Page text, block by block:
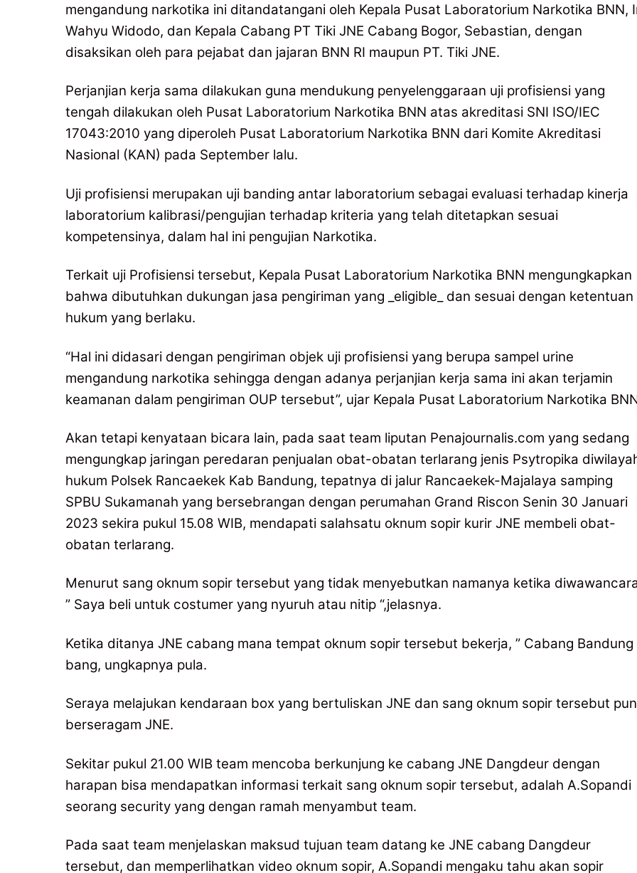
mengandung narkotika ini ditandatangani oleh Kepala Pusat Laboratorium Narkotika BNN,
Wahyu Widodo, dan Kepala Cabang PT Tiki JNE Cabang Bogor, Sebastian, dengan
disaksikan oleh para pejabat dan jajaran BNN RI maupun PT. Tiki JNE.
Perjanjian kerja sama dilakukan guna mendukung penyelenggaraan uji profisiensi yang
tengah dilakukan oleh Pusat Laboratorium Narkotika BNN atas akreditasi SNI ISO/IEC
17043:2010 yang diperoleh Pusat Laboratorium Narkotika BNN dari Komite Akreditasi
Nasional (KAN) pada September lalu.
Uji profisiensi merupakan uji banding antar laboratorium sebagai evaluasi terhadap kinerja
laboratorium kalibrasi/pengujian terhadap kriteria yang telah ditetapkan sesuai
kompetensinya, dalam hal ini pengujian Narkotika.
Terkait uji Profisiensi tersebut, Kepala Pusat Laboratorium Narkotika BNN mengungkapkan
bahwa dibutuhkan dukungan jasa pengiriman yang _eligible_ dan sesuai dengan ketentuan
hukum yang berlaku.
“Hal ini didasari dengan pengiriman objek uji profisiensi yang berupa sampel urine
mengandung narkotika sehingga dengan adanya perjanjian kerja sama ini akan terjamin
keamanan dalam pengiriman OUP tersebut”, ujar Kepala Pusat Laboratorium Narkotika
Akan tetapi kenyataan bicara lain, pada saat team liputan Penajournalis.com yang sedang
mengungkap jaringan peredaran penjualan obat-obatan terlarang jenis Psytropika
hukum Polsek Rancaekek Kab Bandung, tepatnya di jalur Rancaekek-Majalaya samping
SPBU Sukamanah yang bersebrangan dengan perumahan Grand Riscon Senin 30 Januari
2023 sekira pukul 15.08 WIB, mendapati salahsatu oknum sopir kurir JNE membeli obat-
obatan terlarang.
Menurut sang oknum sopir tersebut yang tidak menyebutkan namanya ketika
” Saya beli untuk costumer yang nyuruh atau nitip “,jelasnya.
Ketika ditanya JNE cabang mana tempat oknum sopir tersebut bekerja, ” Cabang Bandung
bang, ungkapnya pula.
Seraya melajukan kendaraan box yang bertuliskan JNE dan sang oknum sopir tersebut pun
berseragam JNE.
Sekitar pukul 21.00 WIB team mencoba berkunjung ke cabang JNE Dangdeur dengan
harapan bisa mendapatkan informasi terkait sang oknum sopir tersebut, adalah A.Sopandi
seorang security yang dengan ramah menyambut team.
Pada saat team menjelaskan maksud tujuan team datang ke JNE cabang Dangdeur
tersebut, dan memperlihatkan video oknum sopir, A.Sopandi mengaku tahu akan sopir